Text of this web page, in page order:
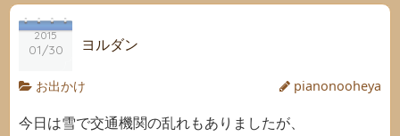
2015
01/30 ヨルダン
お出かけ pianonooheya
今日は雪で交通機関の乱れもありましたが、